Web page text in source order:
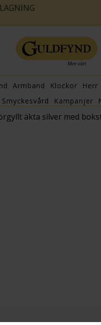
Armband Klockor Herr
Smyckesvård Kampanjer
äkta silver med